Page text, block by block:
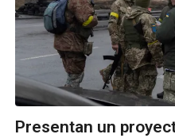
Presentan un